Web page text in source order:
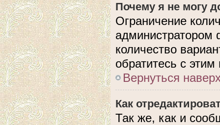
Почему я не могу
Ограничение
количество
обратитесь с
Вернуться
Как
Так же, как и